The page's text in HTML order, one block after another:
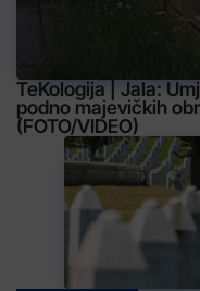
TeKologija | Jala:
podno majevičkih
(FOTO/VIDEO)